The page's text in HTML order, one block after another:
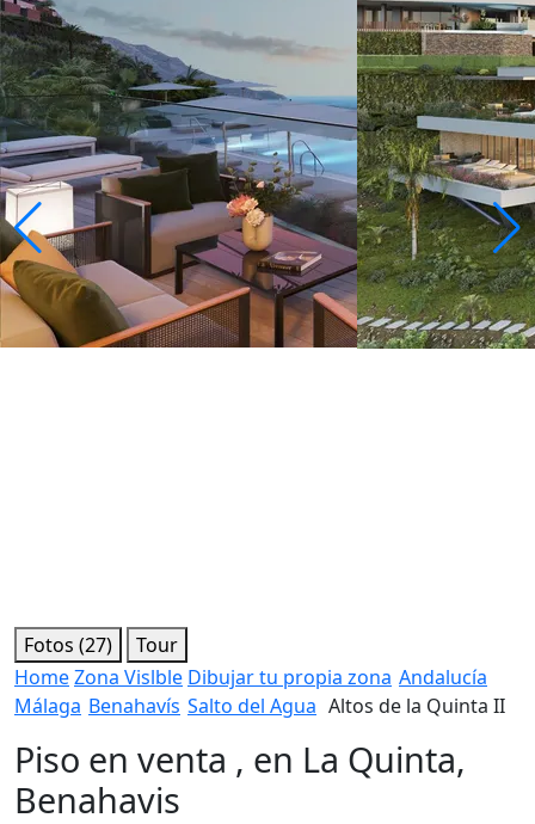
Fotos (27)
Tour
HomeZona Vislble Dibujar tu propia zona Andalucía
Málaga Benahavís Salto del Agua Altos de la Quinta II
Piso en venta , en La Quinta,
Benahavis